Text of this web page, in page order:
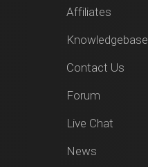
Affiliates
Knowledgebase
Contact Us
Forum
Live Chat
News